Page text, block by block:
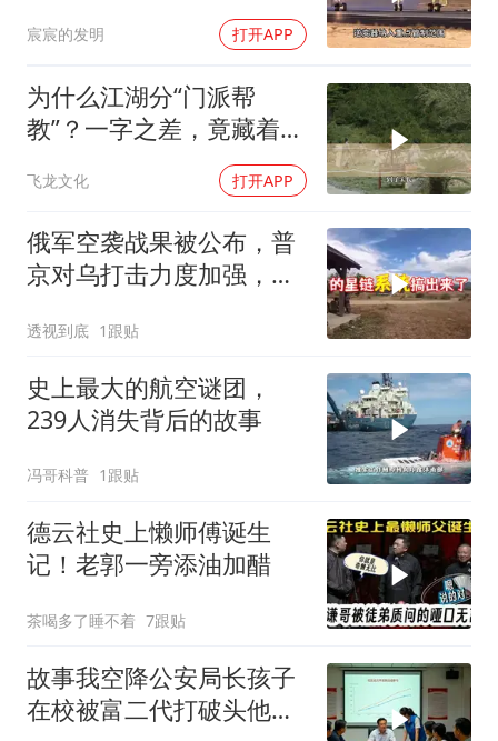
宸宸的发明 打开APP
为什么江湖分“门派帮
教”？一字之差，竟藏着不
飞龙文化 打开APP
俄军空袭战果被公布，普
京对乌打击力度加强，泽
透视到底 1跟贴
史上最大的航空谜团，
239人消失背后的故事
冯哥科普 1跟贴
德云社史上懒师傅诞生
记！老郭一旁添油加醋
茶喝多了睡不着 7跟贴
故事我空降公安局长孩子
在校被富二代打破头他爹